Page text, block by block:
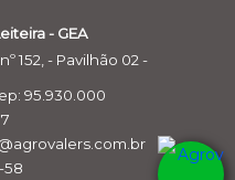
- GEA
152, - Pavilhão 02 -
95.930.000
58